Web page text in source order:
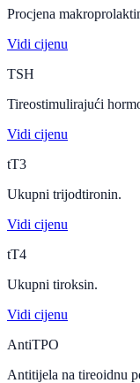
Procjena
Vidi cijenu
TSH
Tireostimulirajući
Vidi cijenu
tT3
Ukupni trijodtironin.
Vidi cijenu
tT4
Ukupni tiroksin.
Vidi cijenu
AntiTPO
Antitijela na tireoidnu